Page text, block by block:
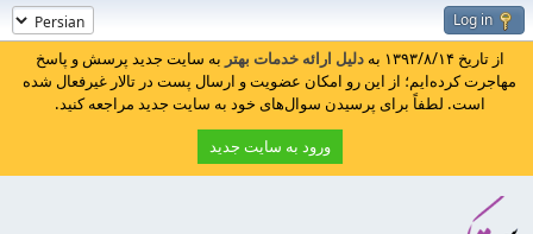
Log in
از تاریخ ۱۳۹۳/۸/۱۴ به دلیل ارائه خدمات بهتر به سایت جدید پرسش و پاسخ
مهاجرت کرده‌ایم؛ از این رو امکان عضویت و ارسال پست در تالار غیرفعال شده
است. لطفاً برای پرسیدن سوال‌های خود به سایت جدید مراجعه کنید.
ورود به سایت جدید